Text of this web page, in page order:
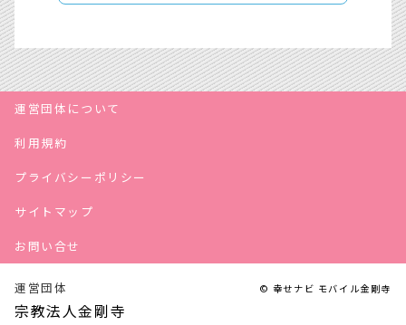
運営団体について
利用規約
プライバシーポリシー
サイトマップ
お問い合せ
運営団体
宗教法人金剛寺
© 幸せナビ モバイル金剛寺